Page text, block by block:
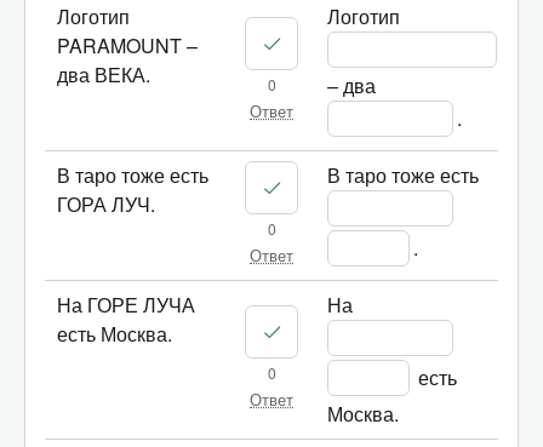
Логотип
PARAMOUNT –
два ВЕКА.
0
Ответ
Логотип
– два
.
В таро тоже есть
ГОРА ЛУЧ.
0
Ответ
В таро тоже есть
.
На ГОРЕ ЛУЧА
есть Москва.
0
Ответ
На
есть
Москва.